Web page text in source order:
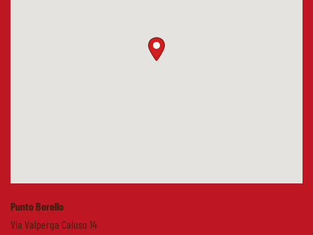
Punto Borello
Via Valperga Caluso 14